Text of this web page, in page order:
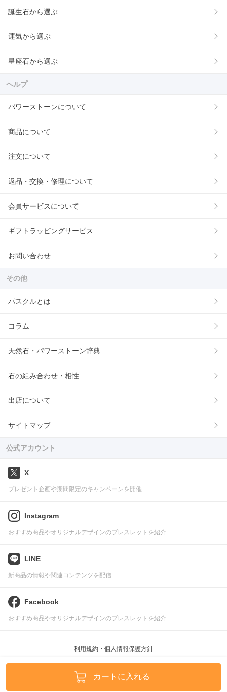
誕生石から選ぶ
運気から選ぶ
星座石から選ぶ
ヘルプ
パワーストーンについて
商品について
注文について
返品・交換・修理について
会員サービスについて
ギフトラッピングサービス
お問い合わせ
その他
パスクルとは
コラム
天然石・パワーストーン辞典
石の組み合わせ・相性
出店について
サイトマップ
公式アカウント
X
プレゼント企画や期間限定のキャンペーンを開催
Instagram
おすすめ商品やオリジナルデザインのブレスレットを紹介
LINE
新商品の情報や関連コンテンツを配信
Facebook
おすすめ商品やオリジナルデザインのブレスレットを紹介
利用規約・個人情報保護方針
Pascle © leafworks, Inc.